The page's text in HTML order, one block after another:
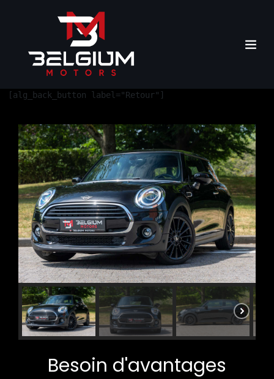
[alg_back_button label="Retour"]
Besoin d'avantages